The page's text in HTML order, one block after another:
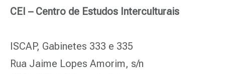
CEI – Centro de Estudos Interculturais
ISCAP, Gabinetes 333 e 335
Rua Jaime Lopes Amorim, s/n